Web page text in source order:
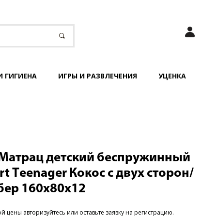
ГИГИЕНА ИГРЫ И РАЗВЛЕЧЕНИЯ УЦЕНКА
детский беспружинный
Тeenager Кокос с двух сторон/
160х80х12
цены авторизуйтесь или оставьте заявку на регистрацию.